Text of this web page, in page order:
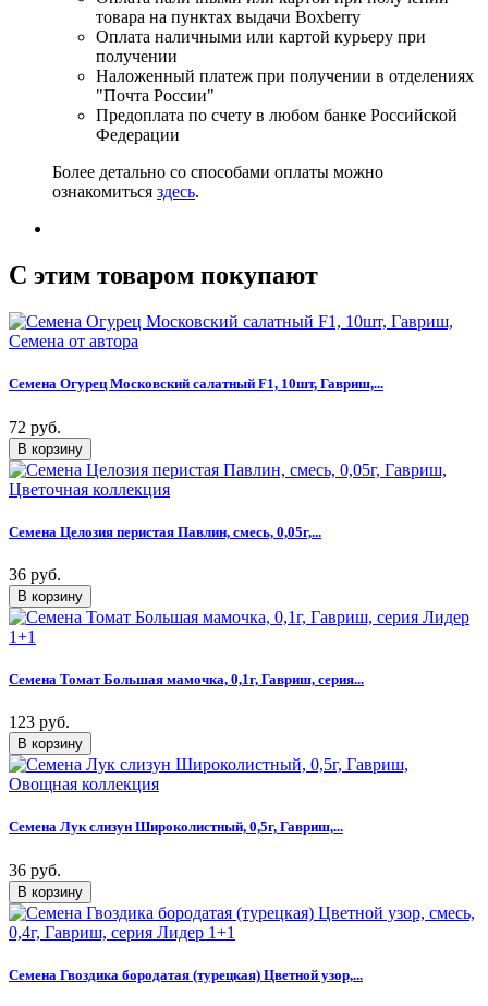
товара на пунктах выдачи Boxberry
Оплата наличными или картой курьеру при
получении
Наложенный платеж при получении в отделениях
"Почта России"
Предоплата по счету в любом банке Российской
Федерации
Более детально со способами оплаты можно
ознакомиться здесь.
C этим товаром покупают
Семена Огурец Московский салатный F1, 10шт, Гавриш,...
72 руб.
Семена Целозия перистая Павлин, смесь, 0,05г,...
36 руб.
Семена Томат Большая мамочка, 0,1г, Гавриш, серия...
123 руб.
Семена Лук слизун Широколистный, 0,5г, Гавриш,...
36 руб.
Семена Гвоздика бородатая (турецкая) Цветной узор,...